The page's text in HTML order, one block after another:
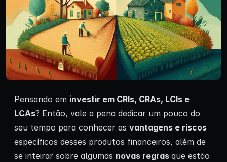
Pensando em investir em CRIs, CRAs, LCIs e
LCAs? Então, vale a pena dedicar um pouco do
seu tempo para conhecer as vantagens e riscos
específicos desses produtos financeiros, além de
se inteirar sobre algumas novas regras que estão